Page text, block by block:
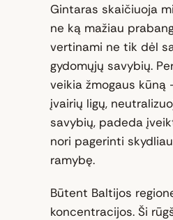
Gintaras skaičiuoja
ne ką mažiau
vertinami ne tik dėl
gydomųjų savybių.
veikia žmogaus
įvairių ligų,
savybių, padeda
nori pagerinti
ramybę.
Būtent Baltijos
koncentracijos. Ši